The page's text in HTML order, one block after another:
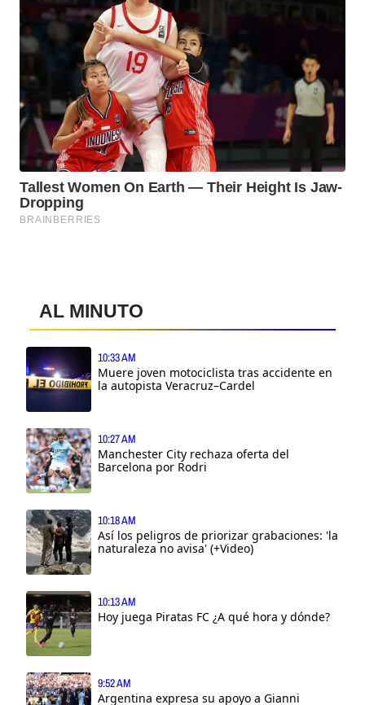
AL MINUTO
10:33 AM
Muere joven motociclista tras accidente en
la autopista Veracruz–Cardel
10:27 AM
Manchester City rechaza oferta del
Barcelona por Rodri
10:18 AM
Así los peligros de priorizar grabaciones: 'la
naturaleza no avisa' (+Video)
10:13 AM
Hoy juega Piratas FC ¿A qué hora y dónde?
9:52 AM
Argentina expresa su apoyo a Gianni